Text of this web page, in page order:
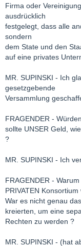
Firma oder
ausdrücklich
festgelegt, dass alle
sondern
dem State und den
auf eine privates
MR. SUPINSKI - Ich
gesetzgebende
Versammlung
FRAGENDER -
sollte UNSER Geld,
?
MR. SUPINSKI - Ich
FRAGENDER -
PRIVATEN
War es nicht genau
kreierten, um eine
Rechten zu werden ?
MR. SUPINSKI - (hat